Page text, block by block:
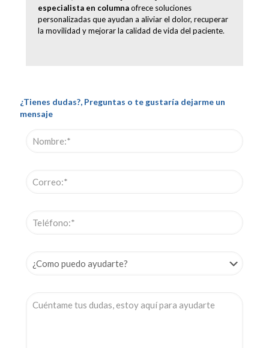
especialista en columnaofrece soluciones
personalizadas que ayudan a aliviar el dolor, recuperar
la movilidad y mejorar la calidad de vida del paciente.
¿Tienes dudas?, Preguntas o te gustaría dejarme un
mensaje